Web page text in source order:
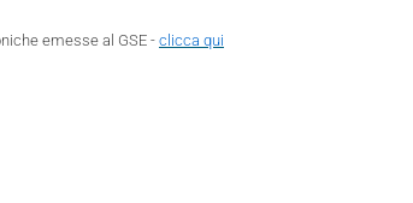
emesse al GSE - clicca qui